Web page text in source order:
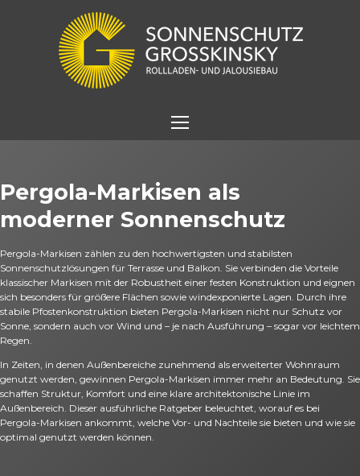
Pergola-Markisen als
moderner Sonnenschutz
Pergola-Markisen zählen zu den hochwertigsten und stabilsten
Sonnenschutzlösungen für Terrasse und Balkon. Sie verbinden die Vorteile
klassischer Markisen mit der Robustheit einer festen Konstruktion und eignen
sich besonders für größere Flächen sowie windexponierte Lagen. Durch ihre
stabile Pfostenkonstruktion bieten Pergola-Markisen nicht nur Schutz vor
Sonne, sondern auch vor Wind und – je nach Ausführung – sogar vor leichtem
Regen.
In Zeiten, in denen Außenbereiche zunehmend als erweiterter Wohnraum
genutzt werden, gewinnen Pergola-Markisen immer mehr an Bedeutung. Sie
schaffen Struktur, Komfort und eine klare architektonische Linie im
Außenbereich. Dieser ausführliche Ratgeber beleuchtet, worauf es bei
Pergola-Markisen ankommt, welche Vor- und Nachteile sie bieten und wie sie
optimal genutzt werden können.